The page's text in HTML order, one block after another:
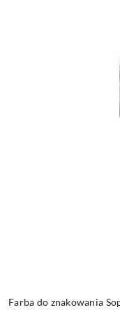
Farba do znakowania